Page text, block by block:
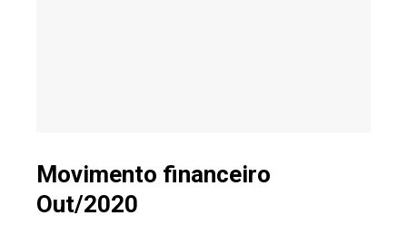
Movimento financeiro
Out/2020